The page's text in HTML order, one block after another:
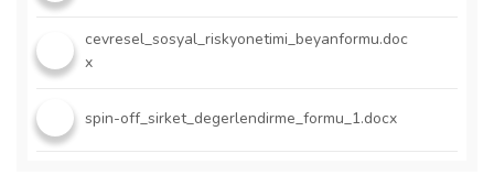
cevresel_sosyal_riskyonetimi_beyanformu.doc
x
spin-off_sirket_degerlendirme_formu_1.docx